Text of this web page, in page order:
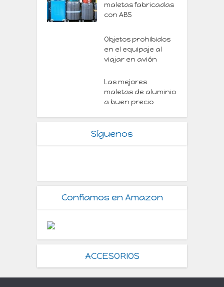
maletas fabricadas
con ABS
Objetos prohibidos
en el equipaje al
viajar en avión
Las mejores
maletas de aluminio
a buen precio
Síguenos
Confiamos en Amazon
ACCESORIOS